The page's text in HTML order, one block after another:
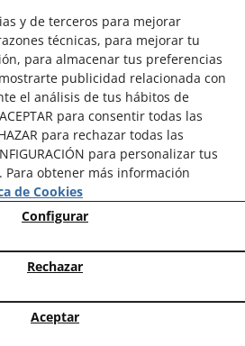
CONDICIONES DE USO
DE PRIVACIDAD
DE COOKIES
y de terceros para mejorar
técnicas, para mejorar tu
para almacenar tus preferencias
publicidad relacionada con
el análisis de tus hábitos de
para consentir todas las
para rechazar todas las
para personalizar tus
Para obtener más información
de Cookies
Configurar
Rechazar
Aceptar